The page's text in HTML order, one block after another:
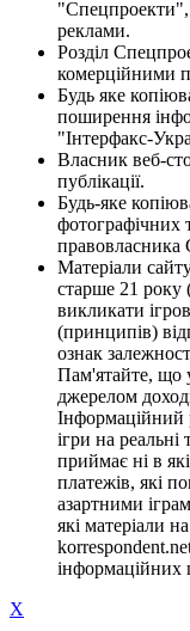
реклами.
Розділ
комерційними
Будь яке
поширення
"Інтерфакс-
Власник веб-
публікації.
Будь-яке
фотографічних
правовласника
Матеріали
старше 21 року
викликати
(принципів)
ознак
Пам'ятайте, що
джерелом
Інформаційний
ігри на реальні
приймає ні в
платежів, які
азартними
які матеріали
інформаційних
X